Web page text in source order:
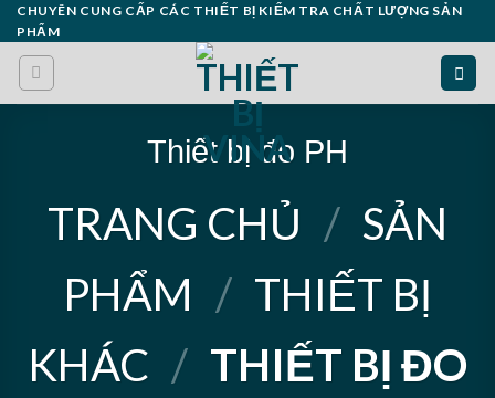
Skip
to
content
CHUYÊN CUNG CẤP CÁC THIẾT BỊ KIỂM TRA CHẤT LƯỢNG SẢN
PHẨM
Thiết bị đo PH
TRANG CHỦ / SẢN
PHẨM / THIẾT BỊ
KHÁC / THIẾT BỊ ĐO